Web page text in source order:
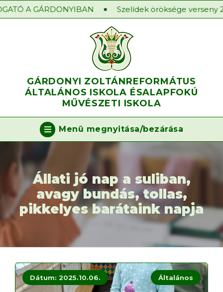
A GÁRDONYIBAN Szelídek öröksége verseny
GÁRDONYI ZOLTÁNREFORMÁTUS
ÁLTALÁNOS ISKOLA ÉSALAPFOKÚ
MŰVÉSZETI ISKOLA
Menü megnyitása/bezárása
Állati jó nap a suliban,
avagy bundás, tollas,
pikkelyes barátaink napja
Dátum: 2025.10.06. Általános